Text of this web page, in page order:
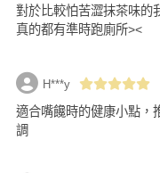
對於比較怕苦澀抹茶味的
真的都有準時跑廁所><
H***y
適合嘴饞時的健康小點，
調